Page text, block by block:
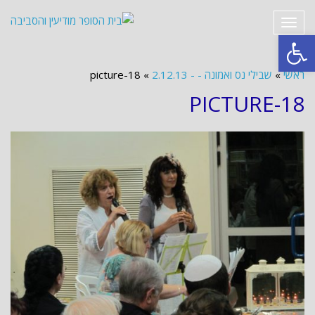
פתח סרגל נגישות
תפריט
ראשי » שבילי נס ואמונה - - 2.12.13 »
picture-18
PICTURE-18